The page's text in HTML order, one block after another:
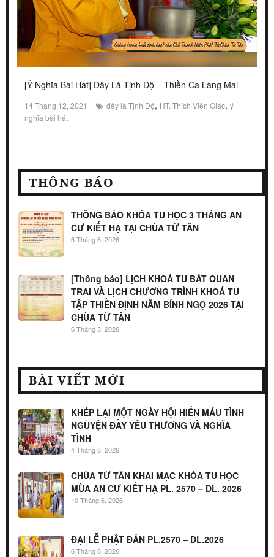
[Ý Nghĩa Bài Hát] Đây Là Tịnh Độ – Thiền Ca Làng Mai
14 Tháng 12, 2021 đây là Tịnh Độ, HT. Thích Viên Giác, ý
nghĩa bài hát
THÔNG BÁO
THÔNG BÁO KHÓA TU HỌC 3 THÁNG AN
CƯ KIẾT HẠ TẠI CHÙA TỪ TÂN
6 Tháng 6, 2026
[Thông báo] LỊCH KHOÁ TU BÁT QUAN
TRAI VÀ LỊCH CHƯƠNG TRÌNH KHOÁ TU
TẬP THIỀN ĐỊNH NĂM BÍNH NGỌ 2026 TẠI
CHÙA TỪ TÂN
6 Tháng 3, 2026
BÀI VIẾT MỚI
KHÉP LẠI MỘT NGÀY HỘI HIẾN MÁU TÌNH
NGUYỆN ĐẦY YÊU THƯƠNG VÀ NGHĨA
TÌNH
4 Tháng 8, 2026
CHÙA TỪ TÂN KHAI MẠC KHÓA TU HỌC
MÙA AN CƯ KIẾT HẠ PL. 2570 – DL. 2026
10 Tháng 6, 2026
ĐẠI LỄ PHẬT ĐẢN PL.2570 – DL.2026
6 Tháng 6, 2026